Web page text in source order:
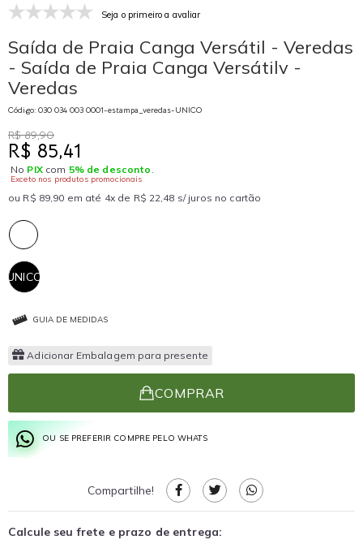
Seja o primeiro a avaliar
Saída de Praia Canga Versátil - Veredas
- Saída de Praia Canga Versátilv -
Veredas
Código: 030 034 003 0001-estampa_veredas-UNICO
R$ 89,90
R$ 85,41
No PIXcom 5% de desconto .
Exceto nos produtos promocionais
ou R$ 89,90 em até 4x de R$ 22,48 s/ juros no cartão
UNICO
GUIA DE MEDIDAS
Adicionar Embalagem para presente
COMPRAR
OU SE PREFERIR COMPRE PELO WHATS
Compartilhe!
Calcule seu frete e prazo de entrega: